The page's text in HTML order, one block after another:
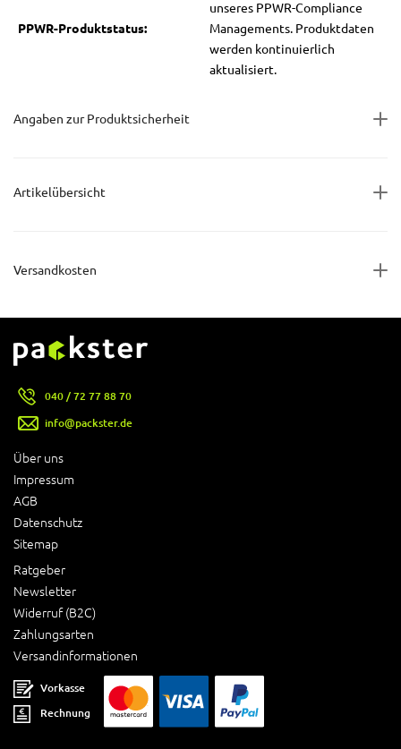
PPWR-Produktstatus:
unseres PPWR-Compliance
Managements. Produktdaten
werden kontinuierlich
aktualisiert.
Angaben zur Produktsicherheit
Artikelübersicht
Versandkosten
Über uns
Impressum
AGB
Datenschutz
Sitemap
Ratgeber
Newsletter
Widerruf (B2C)
Zahlungsarten
Versandinformationen
040 / 72 77 88 70
info@packster.de
Vorkasse
Rechnung